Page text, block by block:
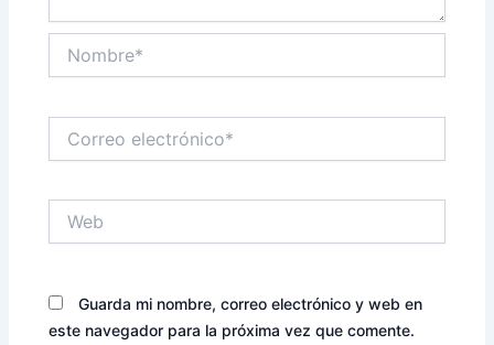
electrónico*
Guarda mi nombre, correo electrónico y web en
este navegador para la próxima vez que comente.